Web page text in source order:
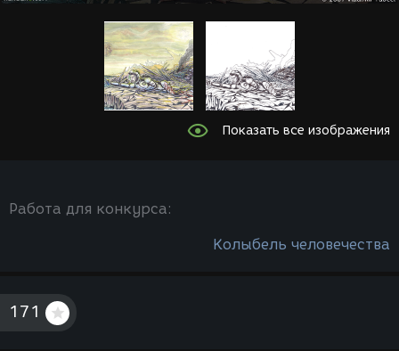
Показать все изображения
Работа для конкурса:
Колыбель человечества
171